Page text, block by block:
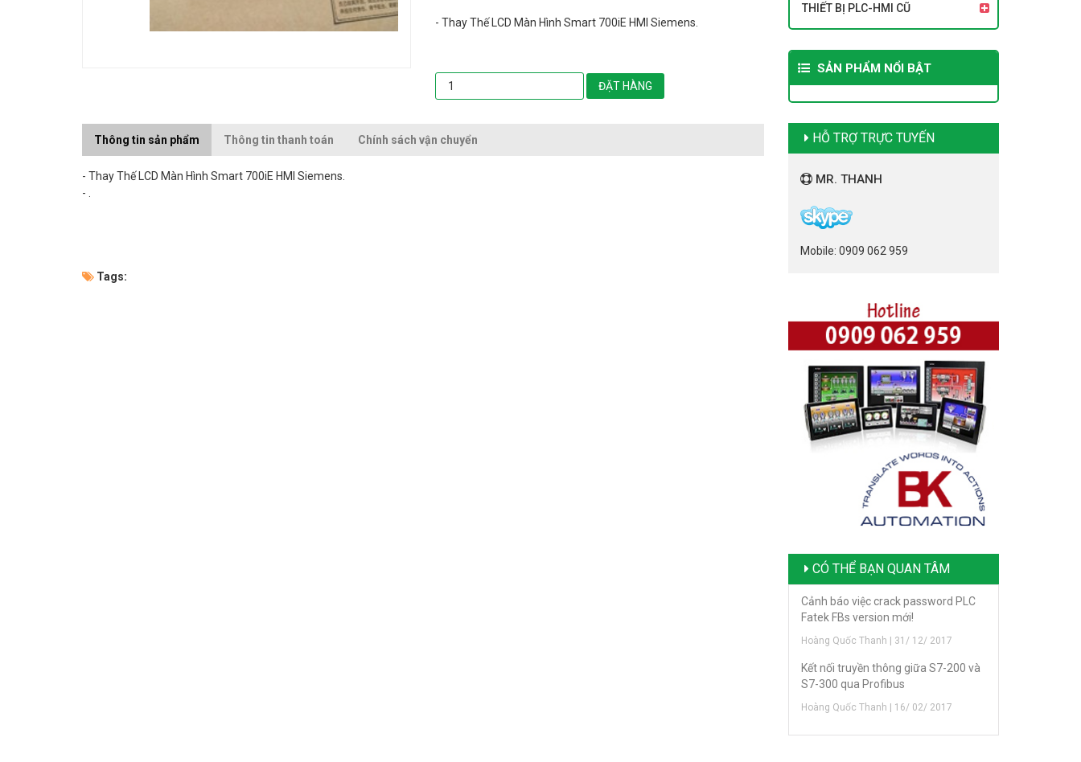
- Thay Thế LCD Màn Hình Smart 700iE HMI Siemens.
ĐẶT HÀNG
Thông tin sản phẩm Thông tin thanh toán Chính sách vận chuyển
- Thay Thế LCD Màn Hình Smart 700iE HMI Siemens.
- .
Tags:
THIẾT BỊ PLC-HMI CŨ
SẢN PHẨM NỔI BẬT
HỖ TRỢ TRỰC TUYẾN
MR. THANH
Mobile: 0909 062 959
CÓ THỂ BẠN QUAN TÂM
Cảnh báo việc crack password PLC
Fatek FBs version mới!
Hoàng Quốc Thanh | 31/ 12/ 2017
Kết nối truyền thông giữa S7-200 và
S7-300 qua Profibus
Hoàng Quốc Thanh | 16/ 02/ 2017